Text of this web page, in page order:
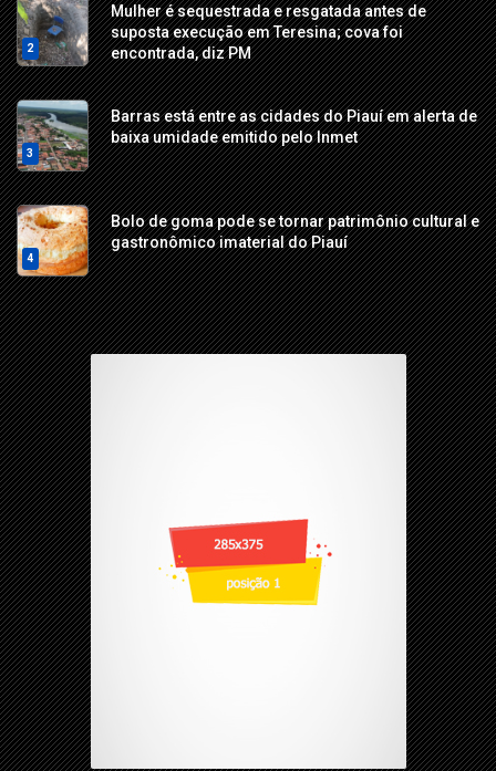
2
Mulher é sequestrada e resgatada antes de
suposta execução em Teresina; cova foi
encontrada, diz PM
3
Barras está entre as cidades do Piauí em alerta de
baixa umidade emitido pelo Inmet
4
Bolo de goma pode se tornar patrimônio cultural e
gastronômico imaterial do Piauí